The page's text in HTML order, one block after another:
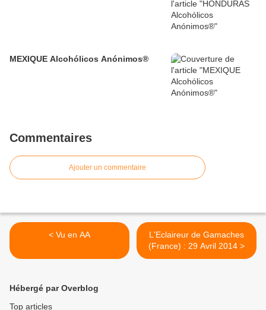
MEXIQUE Alcohólicos Anónimos®
Commentaires
Ajouter un commentaire
< Vu en AA
L'Eclaireur de Gamaches
(France) : 29 Avril 2014 >
Hébergé par Overblog
Top articles